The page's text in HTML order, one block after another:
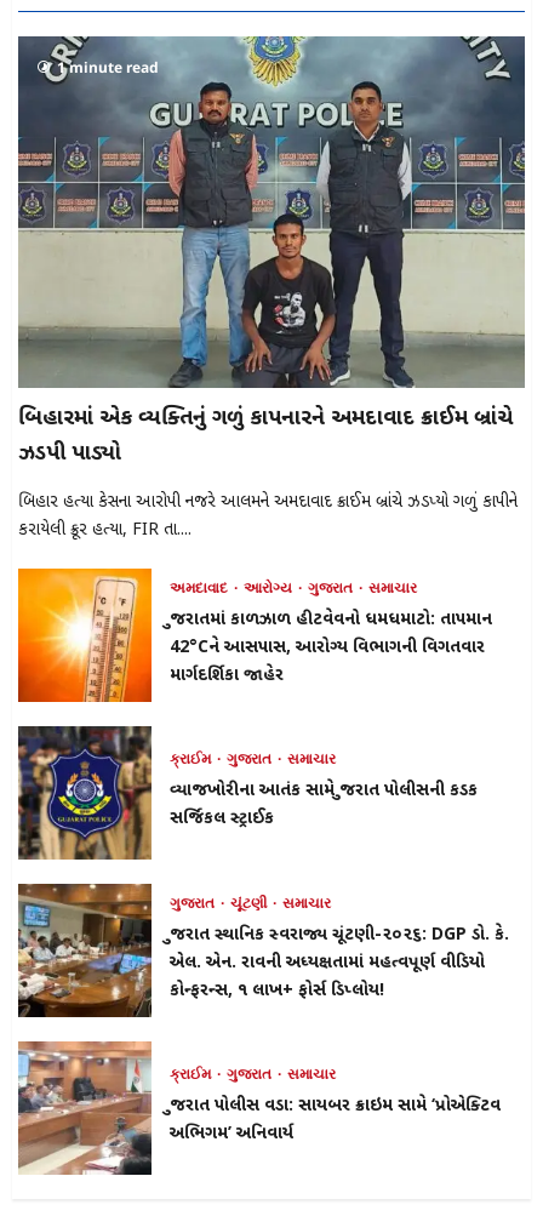
1 minute read
બિહારમાં એક વ્યક્તિનું ગળું કાપનારને અમદાવાદ ક્રાઈમ બ્રાંચે
ઝડપી પાડ્યો
બિહાર હત્યા કેસના આરોપી નજરે આલમને અમદાવાદ ક્રાઈમ બ્રાંચે ઝડપ્યો ગળું કાપીને
કરાયેલી ક્રૂર હત્યા, FIR તા....
અમદાવાદ આરોગ્ય ગુજરાત સમાચાર
ગુજરાતમાં કાળઝાળ હીટવેવનો ધમધમાટો: તાપમાન
42°Cને આસપાસ, આરોગ્ય વિભાગની વિગતવાર
માર્ગદર્શિકા જાહેર
ક્રાઈમ ગુજરાત સમાચાર
વ્યાજખોરીના આતંક સામે ગુજરાત પોલીસની કડક
સર્જિકલ સ્ટ્રાઈક
ગુજરાત ચૂંટણી સમાચાર
ગુજરાત સ્થાનિક સ્વરાજ્ય ચૂંટણી-૨૦૨૬: DGP ડો. કે.
એલ. એન. રાવની અધ્યક્ષતામાં મહત્વપૂર્ણ વીડિયો
કોન્ફરન્સ, ૧ લાખ+ ફોર્સ ડિપ્લોય!
ક્રાઈમ ગુજરાત સમાચાર
ગુજરાત પોલીસ વડા: સાયબર ક્રાઇમ સામે ‘પ્રોએક્ટિવ
અભિગમ’ અનિવાર્ય